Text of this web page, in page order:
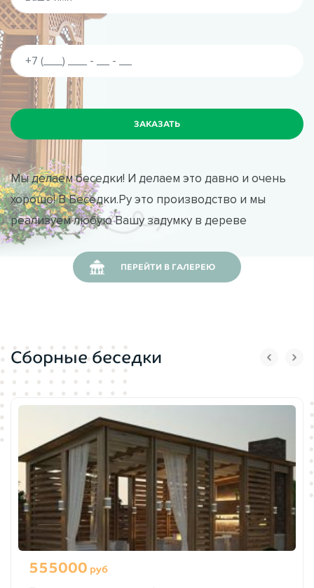
Мы делаем беседки! И делаем это давно и очень
хорошо! В Беседки.Ру это производство и мы
реализуем любую Вашу задумку в дереве
ПЕРЕЙТИ В ГАЛЕРЕЮ
Сборные беседки
555000 руб